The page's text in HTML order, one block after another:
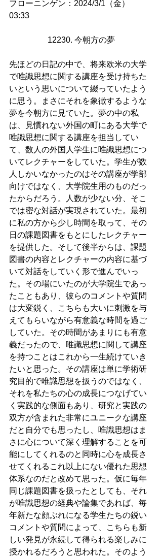
フローニンゲン：2024/3/1（金）
03:33
12230. 今朝方の夢
先ほどの日記の中で、将来欧米の大学
で唯識思想に関する講座を受け持ちた
いという思いについて綴っていたよう
に思う。まさにそれを象徴するような
夢を今朝方に見ていた。夢の中の私
は、見慣れない外国の町にある大学で
唯識思想に関する講座を担当してい
て、数人の外国人学生に唯識思想につ
いてレクチャーをしていた。学生が数
人しかいなかったのはその講座が学部
向けではなく、大学院生用のものだっ
たからだろう。人数が少ない分、そこ
では密な対話が実現されていた。最初
に私の方から少し時間を取って、その
日の課題図書をもとにしたレクチャー
を提供した。そして後半からは、課題
図書の内容とレクチャーの内容に基づ
いて対話をしていく形で進んでいっ
た。その場にいたのが大学院生であっ
たこともあり、彼らのコメントや質問
は大変鋭く、こちらも大いに刺激を与
えてもらいながら有意義な時間を過ご
していた。その時間があまりにも有意
義だったので、唯識思想に関して講座
を持つことはこれから一生続けていき
たいと思った。その講座は単に学術研
究目的で唯識思想を扱うのではなく、
それを私たちの心の成長につなげてい
く実践的な側面もあり、研究と実践の
双方が含まれた非常にユニークな講座
だと自分でも思ったし、唯識思想はま
さに心について深く理解することを可
能にしてくれるのと同時に心を成長さ
せてくれるこれ以上にない優れた思想
体系なのだと改めて思った。仮に毎年
同じ課題図書を扱ったとしても、それ
が唯識思想の経典や論集であれば、毎
年新たな顔ぶれになる学生たちの鋭い
コメントや質問によって、こちらも新
しい発見が永続して得られる楽しみに
授かれるだろうと思われた。そのよう